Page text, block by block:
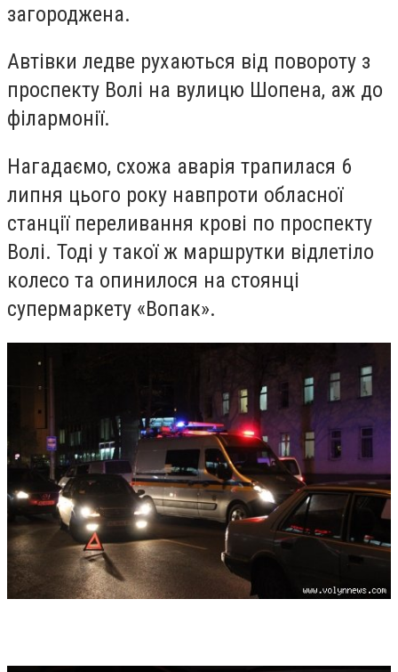
загороджена.
Автівки ледве рухаються від повороту з
проспекту Волі на вулицю Шопена, аж до
філармонії.
Нагадаємо, схожа аварія трапилася 6
липня цього року навпроти обласної
станції переливання крові по проспекту
Волі. Тоді у такої ж маршрутки відлетіло
колесо та опинилося на стоянці
супермаркету «Вопак».